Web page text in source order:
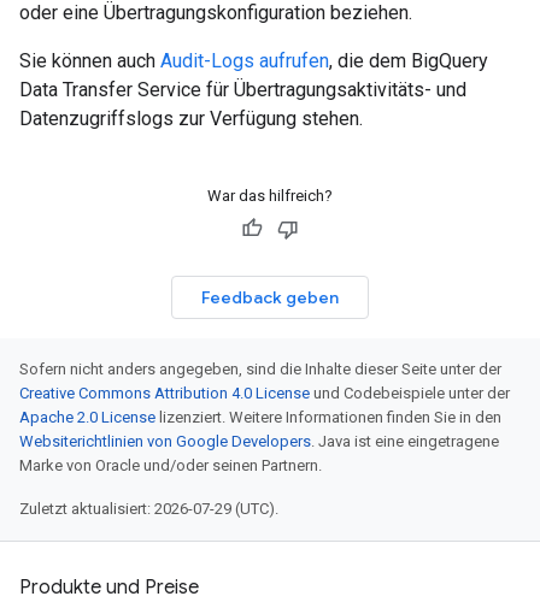
oder eine Übertragungskonfiguration beziehen.
Sie können auch Audit-Logs aufrufen, die dem BigQuery
Data Transfer Service für Übertragungsaktivitäts- und
Datenzugriffslogs zur Verfügung stehen.
War das hilfreich?
Feedback geben
Sofern nicht anders angegeben, sind die Inhalte dieser Seite unter der
Creative Commons Attribution 4.0 License und Codebeispiele unter der
Apache 2.0 License lizenziert. Weitere Informationen finden Sie in den
Websiterichtlinien von Google Developers. Java ist eine eingetragene
Marke von Oracle und/oder seinen Partnern.
Zuletzt aktualisiert: 2026-07-29 (UTC).
Produkte und Preise